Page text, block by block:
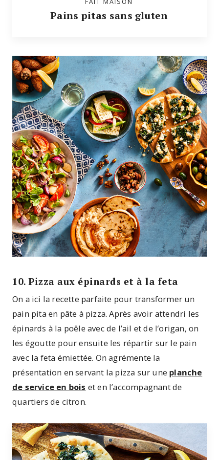
Pains pitas sans gluten
10. Pizza aux épinards et à la feta
On a ici la recette parfaite pour transformer un
pain pita en pâte à pizza. Après avoir attendri les
épinards à la poêle avec de l’ail et de l’origan, on
les égoutte pour ensuite les répartir sur le pain
avec la feta émiettée. On agrémente la
présentation en servant la pizza sur une planche
de service en bois et en l’accompagnant de
quartiers de citron.